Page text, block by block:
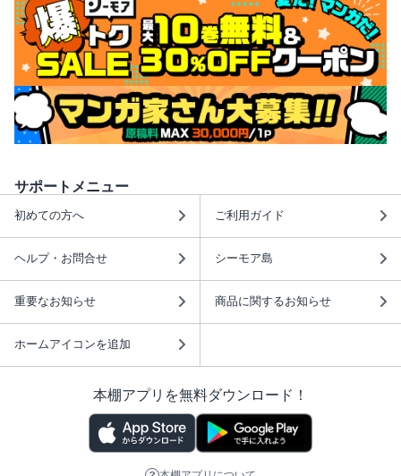
サポートメニュー
初めての方へ ご利用ガイド
ヘルプ・お問合せ シーモア島
重要なお知らせ 商品に関するお知らせ
ホームアイコンを追加
本棚アプリを無料ダウンロード！